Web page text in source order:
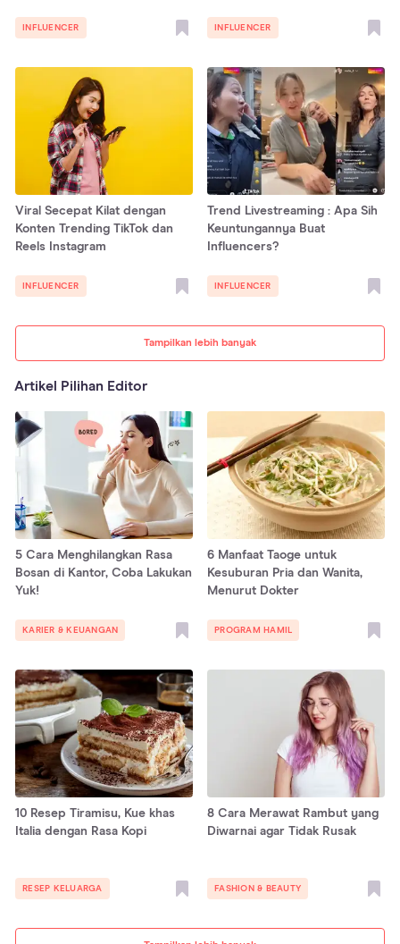
Tampilkan lebih banyak
INFLUENCER INFLUENCER
Viral Secepat Kilat dengan
Konten Trending TikTok dan
Reels Instagram
INFLUENCER
Trend Livestreaming : Apa Sih
Keuntungannya Buat
Influencers?
INFLUENCER
Artikel Pilihan Editor
5 Cara Menghilangkan Rasa
Bosan di Kantor, Coba Lakukan
Yuk!
KARIER & KEUANGAN
6 Manfaat Taoge untuk
Kesuburan Pria dan Wanita,
Menurut Dokter
PROGRAM HAMIL
10 Resep Tiramisu, Kue khas
Italia dengan Rasa Kopi
RESEP KELUARGA
8 Cara Merawat Rambut yang
Diwarnai agar Tidak Rusak
FASHION & BEAUTY